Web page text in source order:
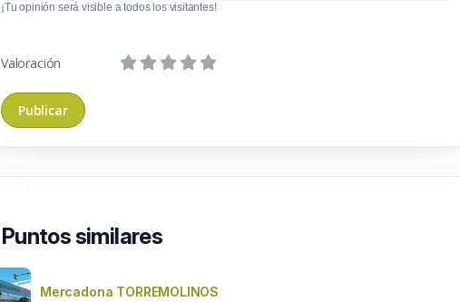
¡Tu opinión será visible a todos los visitantes!
Valoración
Puntos similares
Mercadona TORREMOLINOS